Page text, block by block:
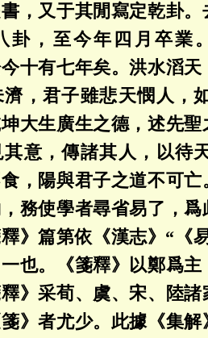
，又于其閒寫定乾卦
卦，至今年四月卒業
今十有七年矣。洪水滔
，君子雖悲天憫人，
大生廣生之德，述先
意，傳諸其人，以待
，陽與君子之道不可
務使學者尋省易了，
》篇第依《漢志》“《
也。《箋釋》以鄭爲
》采荀、虞、宋、陸
》者尤少。此據《集解